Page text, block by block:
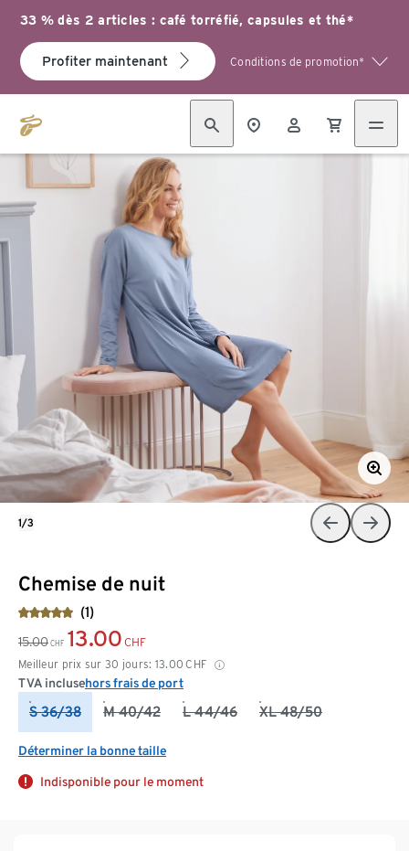
33 % dès 2 articles : café torréfié, capsules et thé*
Profiter maintenant Conditions de promotion*
Chemise de nuit
(1)
15.00 CHF 13.00 CHF
Meilleur prix sur 30 jours: 13.00 CHF
TVA inclusehors frais de port
S 36/38 M 40/42 L 44/46 XL 48/50
Déterminer la bonne taille
Indisponible pour le moment
1/3